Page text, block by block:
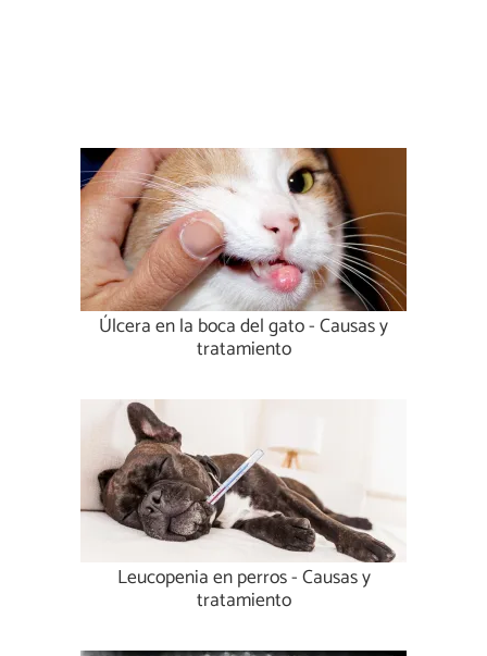
Úlcera en la boca del gato - Causas y
tratamiento
Leucopenia en perros - Causas y
tratamiento